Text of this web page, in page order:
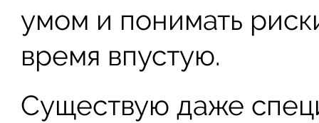
умом и понимать
время впустую.
Существую даже